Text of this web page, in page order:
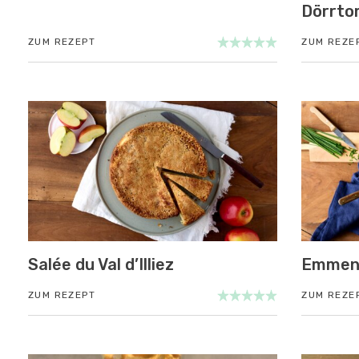
ZUM REZEPT ZUM
Salée du Val d’Illiez
ZUM REZEPT ZUM
Paysannes, on vous